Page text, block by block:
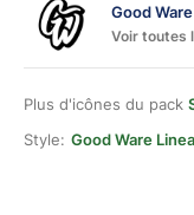
Good Ware
Voir toutes
Plus d'icônes du pack
Style: Good Ware